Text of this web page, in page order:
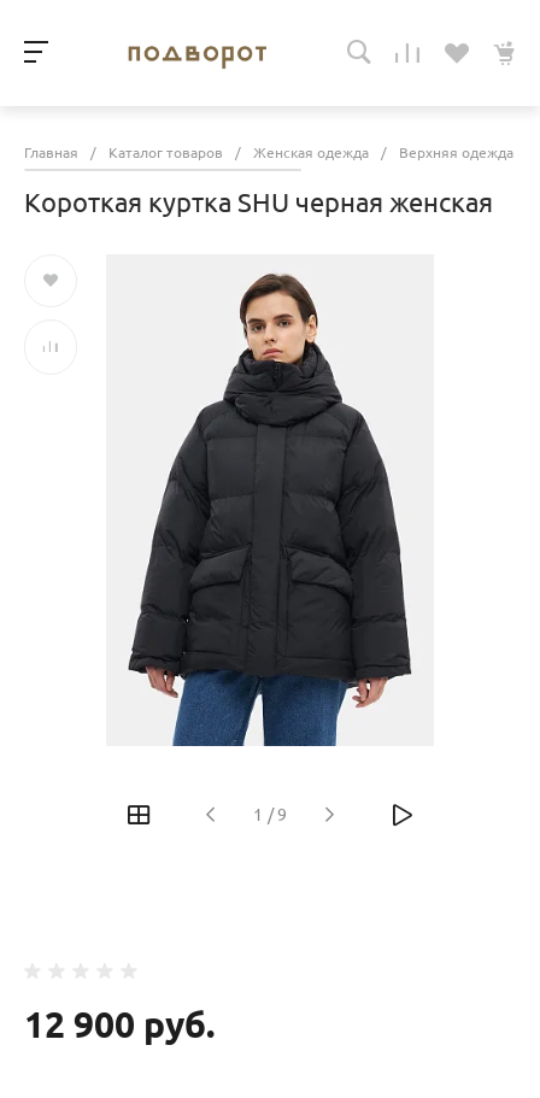
Главная / Каталог товаров / Женская одежда / Верхняя одежда
Короткая куртка SHU черная женская
1 / 9
12 900 руб.